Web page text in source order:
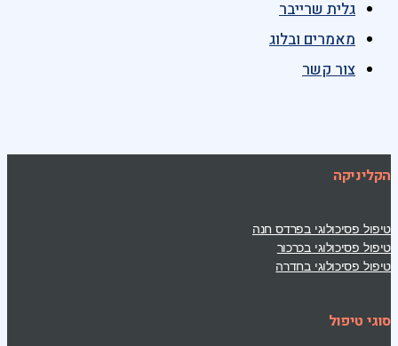
גלית שרייבר
מאמרים ובלוג
צור קשר
הקליניקה
טיפול פסיכולוגי בפרדס חנה
טיפול פסיכולוגי בכרכור
טיפול פסיכולוגי בחדרה
סוגי טיפול